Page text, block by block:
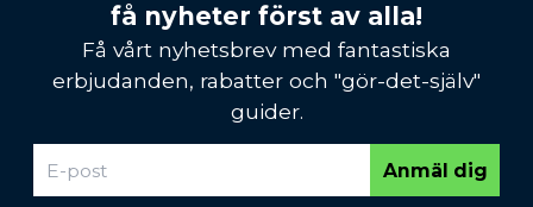
få nyheter först av alla!
Få vårt nyhetsbrev med fantastiska
erbjudanden, rabatter och "gör-det-själv"
guider.
Anmäl dig